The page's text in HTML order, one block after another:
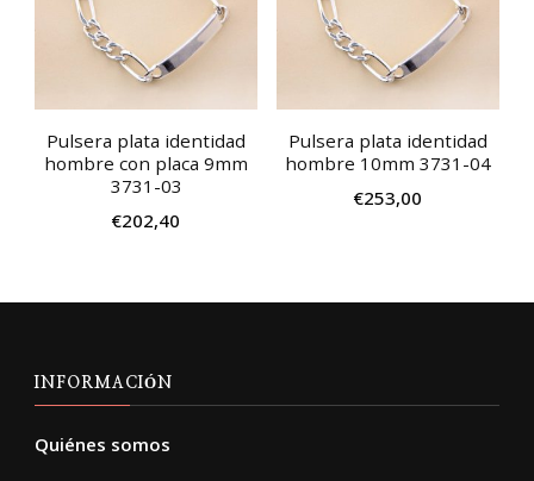
Pulsera plata identidad
hombre con placa 9mm
3731-03
€202,40
Pulsera plata identidad
hombre 10mm 3731-04
€253,00
INFORMACIÓN
Quiénes somos